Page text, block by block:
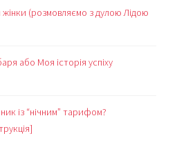
жінки (розмовляємо з дулою Лідою
або Моя історія успіху
із “нічним” тарифом?